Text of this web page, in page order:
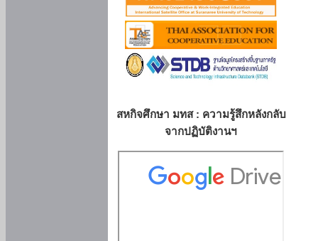
สหกิจศึกษา มทส : ความรู้สึกหลังกลับ
จากปฏิบัติงานฯ